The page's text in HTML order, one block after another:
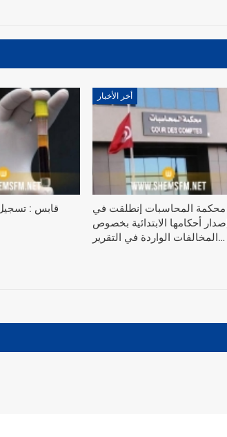
أخر الأخبار
محكمة المحاسبات إنطلقت في
أحكامها الابتدائية بخصوص
المخالفات الواردة في التقرير…